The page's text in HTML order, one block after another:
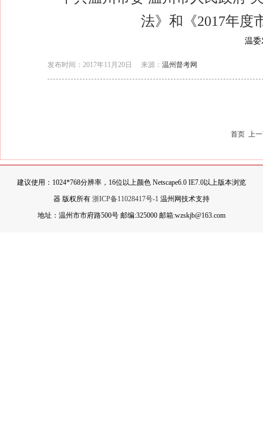
法》和《2017年度
温委
发布时间：2017年11月20日 来源： 温州督考网
首页 上
建议使用：1024*768分辨率，16位以上颜色 Netscape6.0 IE7.0以上版本浏览
器 版权所有 浙ICP备11028417号-1 温州网技术支持
地址：温州市市府路500号 邮编:325000 邮箱:wzskjb@163.com